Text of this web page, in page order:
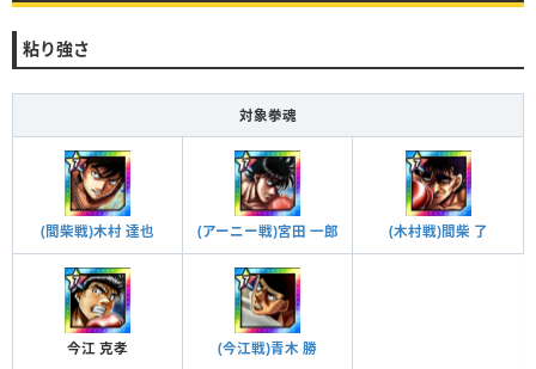
粘り強さ
対象拳魂
(間柴戦)木村 達也 (アーニー戦)宮田 一郎 (木村戦)間柴 了
今江 克孝 (今江戦)青木 勝